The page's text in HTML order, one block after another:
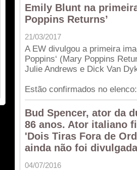
Emily Blunt na
Poppins Returns’
21/03/2017
A EW divulgou a primeira
Poppins‘ (Mary Poppins
Julie Andrews e Dick Van
Estão confirmados no
Bud Spencer, ator da
86 anos. Ator italiano
'Dois Tiras Fora de
ainda não foi
04/07/2016